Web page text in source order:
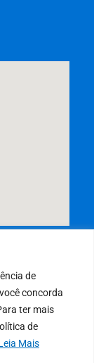
de
concorda
ter mais
de
Mais
! Realizamos
atendidas.